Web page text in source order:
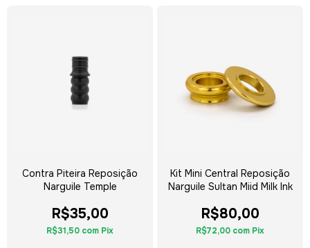
Contra Piteira Reposição
Narguile Temple
R$35,00
R$31,50 com Pix
Kit Mini Central Reposição
Narguile Sultan Miid Milk Ink
R$80,00
R$72,00 com Pix